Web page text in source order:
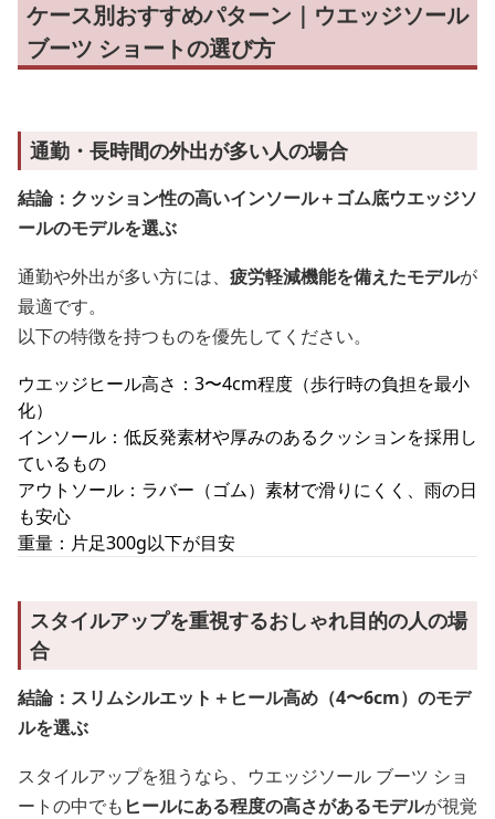
ケース別おすすめパターン｜ウエッジソール
ブーツ ショートの選び方
通勤・長時間の外出が多い人の場合
結論：クッション性の高いインソール＋ゴム底ウエッジソ
ールのモデルを選ぶ
通勤や外出が多い方には、 疲労軽減機能を備えたモデルが
最適です。
以下の特徴を持つものを優先してください。
ウエッジヒール高さ：3〜4cm程度（歩行時の負担を最小
化）
インソール：低反発素材や厚みのあるクッションを採用し
ているもの
アウトソール：ラバー（ゴム）素材で滑りにくく、雨の日
も安心
重量：片足300g以下が目安
スタイルアップを重視するおしゃれ目的の人の場
合
結論：スリムシルエット＋ヒール高め（4〜6cm）のモデ
ルを選ぶ
スタイルアップを狙うなら、ウエッジソール ブーツ ショ
ートの中でも ヒールにある程度の高さがあるモデルが視覚